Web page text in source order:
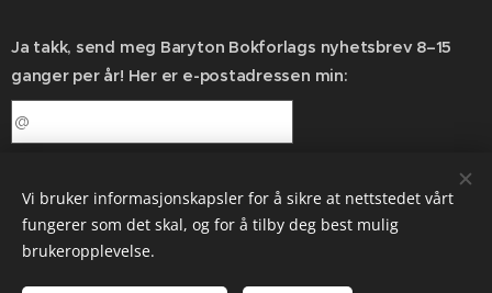
Ja takk, send meg Baryton Bokforlags nyhetsbrev 8–15
ganger per år! Her er e-postadressen min:
Baryton Bokforlag | En melodiøs stemme i mylderet |
Vi bruker informasjonskapsler for å sikre at nettstedet vårt
fungerer som det skal, og for å tilby deg best mulig
brukeropplevelse.